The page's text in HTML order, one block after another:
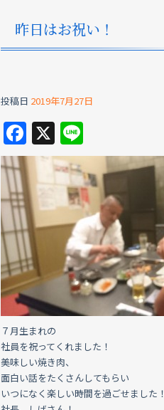
昨日はお祝い！
投稿日 2019年7月27日
F
a
c
e
b
o
o
k
X
n
e
７月生まれの
社員を祝ってくれました！
美味しい焼き肉、
面白い話をたくさんしてもらい
いつになく楽しい時間を過ごせました！